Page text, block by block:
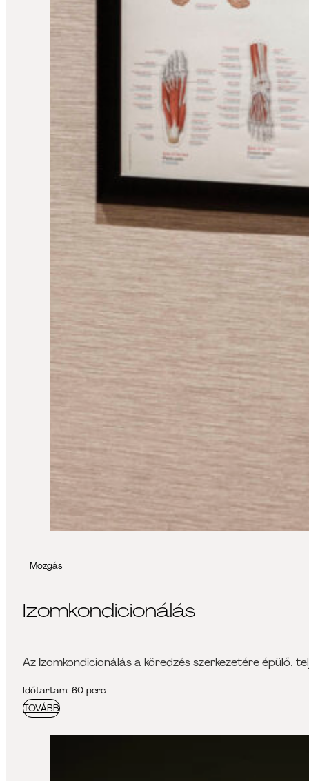
Mozgás
Izomkondicionálás
Az Izomkondicionálás a köredzés szerkezetére
Időtartam: 60 perc
TOVÁBB